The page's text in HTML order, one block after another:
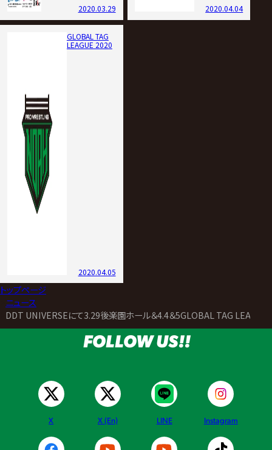
2020.03.29 2020.04.04
GLOBAL TAG
LEAGUE 2020
2020.04.05
トップページ
ニュース
DDT UNIVERSEにて3.29後楽園ホール＆4.4＆5GLOBAL TAG
FOLLOW US!!
X X (En) LINE Instagram